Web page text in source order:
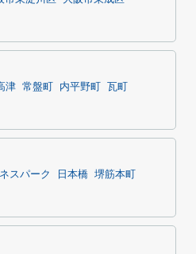
津 常盤町 内平野町
瓦町
スパーク 日本橋 堺筋本町